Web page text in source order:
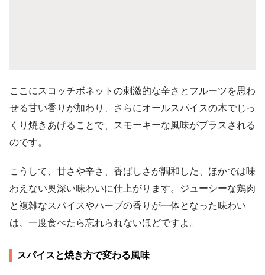
ここにスコッチボネットの刺激的な辛さとフルーツを思わ
せる甘い香りが加わり、さらにオールスパイスの木でじっ
くり焼きあげることで、スモーキーな風味がプラスされる
のです。
こうして、甘さや辛さ、香ばしさが調和した、ほかでは味
わえない奥深い味わいに仕上がります。ジューシーな鶏肉
と複雑なスパイスやハーブの香りが一体となった味わい
は、一度食べたら忘れられないほどですよ。
スパイスと焼き方で変わる風味